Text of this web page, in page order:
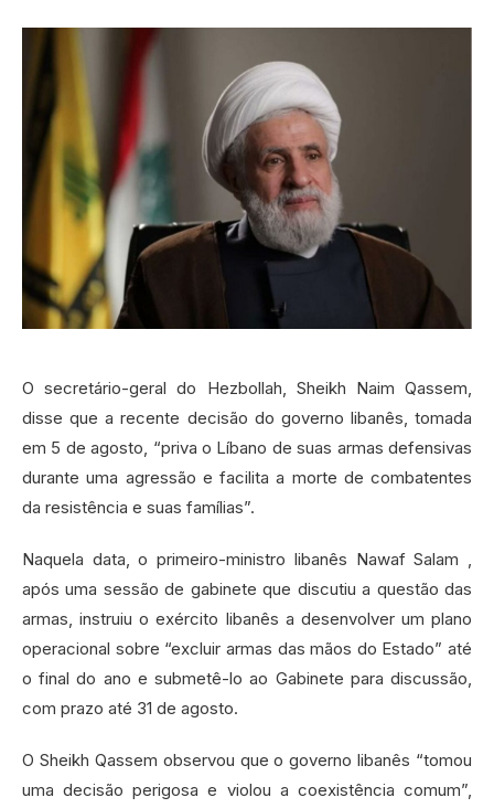
O secretário-geral do Hezbollah, Sheikh Naim Qassem,
disse que a recente decisão do governo libanês, tomada
em 5 de agosto, “priva o Líbano de suas armas defensivas
durante uma agressão e facilita a morte de combatentes
da resistência e suas famílias”.
Naquela data, o primeiro-ministro libanês Nawaf Salam ,
após uma sessão de gabinete que discutiu a questão das
armas, instruiu o exército libanês a desenvolver um plano
operacional sobre “excluir armas das mãos do Estado” até
o final do ano e submetê-lo ao Gabinete para discussão,
com prazo até 31 de agosto.
O Sheikh Qassem observou que o governo libanês “tomou
uma decisão perigosa e violou a coexistência comum”,